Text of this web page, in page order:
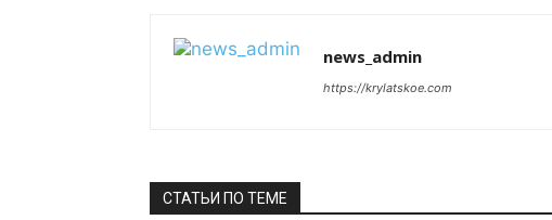
news_admin
https://krylatskoe.com
СТАТЬИ ПО ТЕМЕ